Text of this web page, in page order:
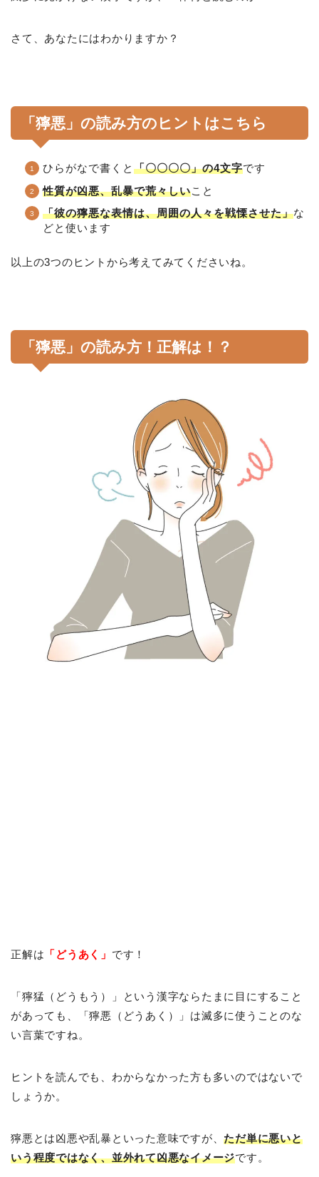
さて、あなたにはわかりますか？
「獰悪」の読み方のヒントはこちら
ひらがなで書くと 「〇〇〇〇」の4文字です
性質が凶悪、乱暴で荒々しいこと
「彼の獰悪な表情は、周囲の人々を戦慄させた」な
どと使います
以上の3つのヒントから考えてみてくださいね。
「獰悪」の読み方！正解は！？
正解は 「どうあく」 です！
「獰猛（どうもう）」という漢字ならたまに目にすること
があっても、「獰悪（どうあく）」は滅多に使うことのな
い言葉ですね。
ヒントを読んでも、わからなかった方も多いのではないで
しょうか。
獰悪とは凶悪や乱暴といった意味ですが、ただ単に悪いと
いう程度ではなく、並外れて凶悪なイメージです。